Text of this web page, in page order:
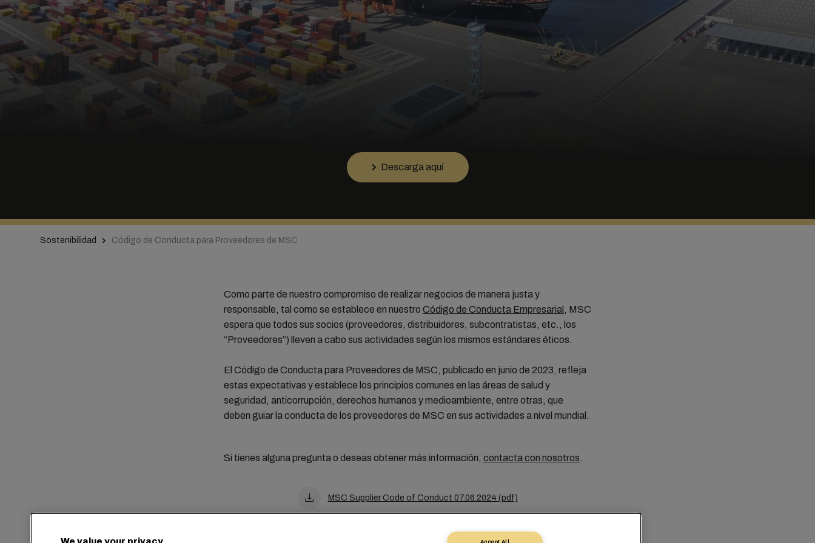
Descarga aquí
Sostenibilidad Código de Conducta para Proveedores de MSC
Como parte de nuestro compromiso de realizar negocios de manera justa y
responsable, tal como se establece en nuestro Código de Conducta Empresarial , MSC
espera que todos sus socios (proveedores, distribuidores, subcontratistas, etc., los
“Proveedores”) lleven a cabo sus actividades según los mismos estándares éticos.
El Código de Conducta para Proveedores de MSC, publicado en junio de 2023, refleja
estas expectativas y establece los principios comunes en las áreas de salud y
seguridad, anticorrupción, derechos humanos y medioambiente, entre otras, que
deben guiar la conducta de los proveedores de MSC en sus actividades a nivel mundial.
Si tienes alguna pregunta o deseas obtener más información, contacta con nosotros.
MSC Supplier Code of Conduct 07.06.2024 (pdf)
We value your privacy Accept All